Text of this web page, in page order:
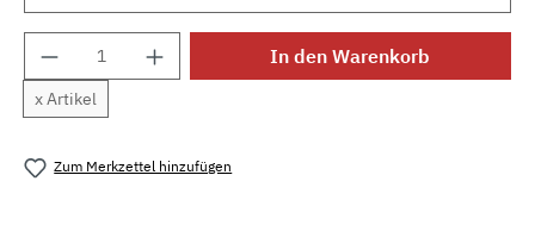
Produkt Anzahl: Gib den gewünschten
x Artikel
In den Warenkorb
Zum Merkzettel hinzufügen